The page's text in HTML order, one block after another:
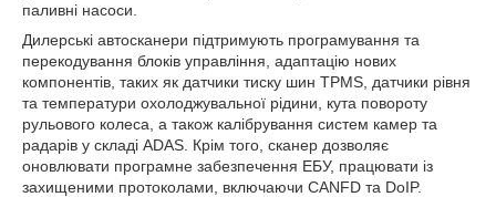
паливні насоси.
Дилерські автосканери підтримують програмування та
перекодування блоків управління, адаптацію нових
компонентів, таких як датчики тиску шин TPMS, датчики рівня
та температури охолоджувальної рідини, кута повороту
рульового колеса, а також калібрування систем камер та
радарів у складі ADAS. Крім того, сканер дозволяє
оновлювати програмне забезпечення ЕБУ, працювати із
захищеними протоколами, включаючи CANFD та DoIP.